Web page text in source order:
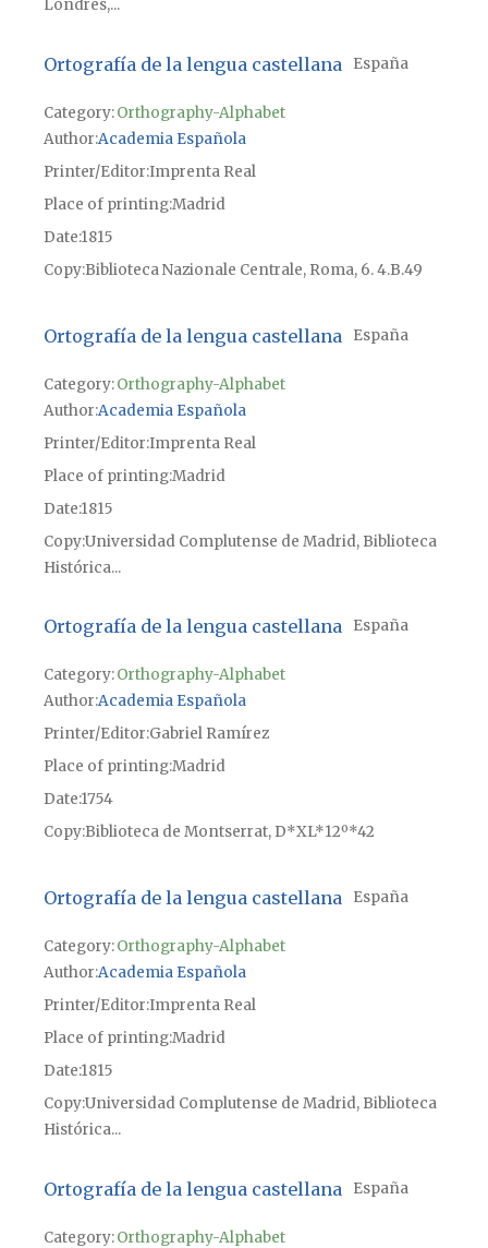
Londres,...
Ortografía de la lengua castellana España
Category:Orthography-Alphabet
Author Academia Española
Printer/Editor Imprenta Real
Place of printingMadrid
Date1815
CopyBiblioteca Nazionale Centrale, Roma, 6. 4.B.49
Ortografía de la lengua castellana España
Category:Orthography-Alphabet
Author Academia Española
Printer/Editor Imprenta Real
Place of printingMadrid
Date1815
CopyUniversidad Complutense de Madrid, Biblioteca
Histórica...
Ortografía de la lengua castellana España
Category:Orthography-Alphabet
Author Academia Española
Printer/Editor Gabriel Ramírez
Place of printingMadrid
Date1754
CopyBiblioteca de Montserrat, D*XL*12º*42
Ortografía de la lengua castellana España
Category:Orthography-Alphabet
Author Academia Española
Printer/Editor Imprenta Real
Place of printingMadrid
Date1815
CopyUniversidad Complutense de Madrid, Biblioteca
Histórica...
Ortografía de la lengua castellana España
Category:Orthography-Alphabet